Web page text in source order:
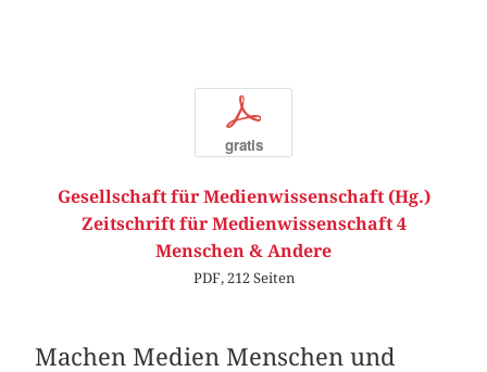
p
gratis
Gesellschaft für Medienwissenschaft (Hg.)
Zeitschrift für Medienwissenschaft 4
Menschen & Andere
PDF, 212 Seiten
Machen Medien Menschen und